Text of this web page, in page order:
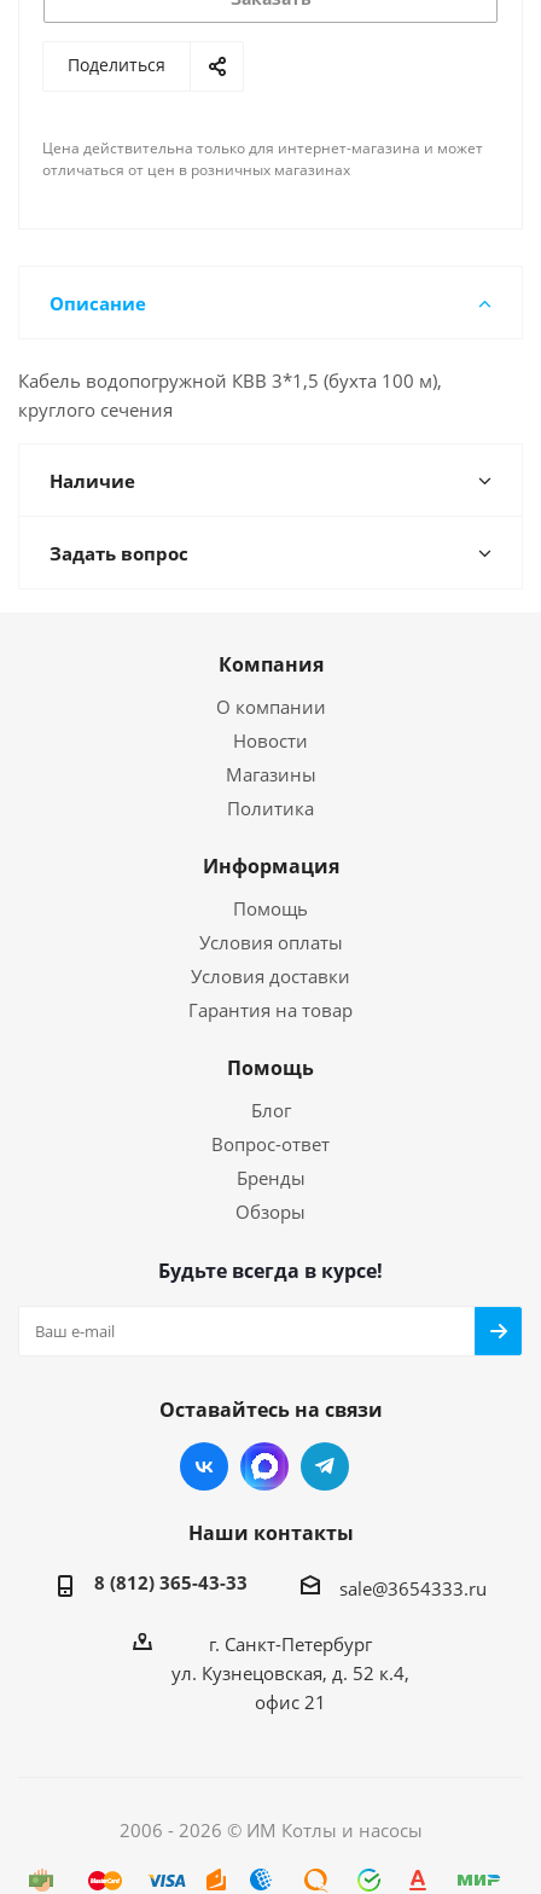
Поделиться
Цена действительна только для интернет-магазина и может
отличаться от цен в розничных магазинах
Описание
Кабель водопогружной КВВ 3*1,5 (бухта 100 м),
круглого сечения
Наличие
Задать вопрос
Компания
О компании
Новости
Магазины
Политика
Информация
Помощь
Условия оплаты
Условия доставки
Гарантия на товар
Помощь
Блог
Вопрос-ответ
Бренды
Обзоры
Будьте всегда в курсе!
Оставайтесь на связи
Наши контакты
8 (812) 365-43-33 sale@3654333.ru
г. Санкт-Петербург
ул. Кузнецовская, д. 52 к.4,
офис 21
2006 - 2026 © ИМ Котлы и насосы